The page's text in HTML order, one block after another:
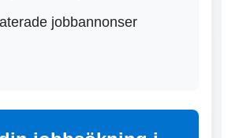
jobbannonser